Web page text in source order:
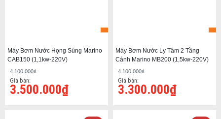
Máy Bơm Nước Họng Súng Marino
CAB150 (1,1kw-220V)
4.100.000₫
Giá bán:
3.500.000₫
Máy Bơm Nước Ly Tâm 2 Tầng
Cánh Marino MB200 (1,5kw-220V)
4.100.000₫
Giá bán:
3.300.000₫